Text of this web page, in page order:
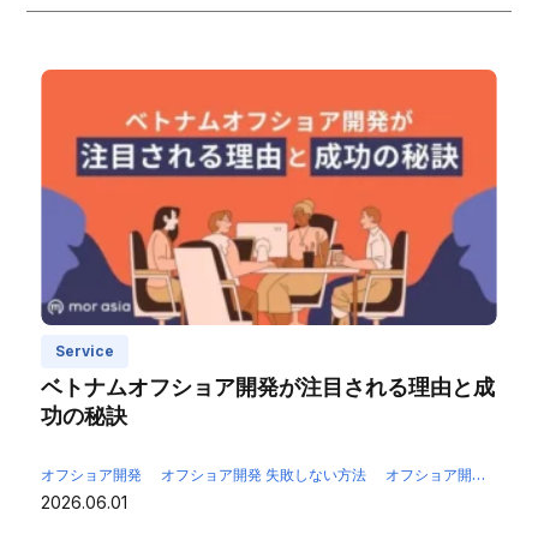
Service
ベトナムオフショア開発が注目される理由と成
功の秘訣
オフショア開発 オフショア開発 失敗しない方法 オフショア開発 成功のポイント
2026.06.01